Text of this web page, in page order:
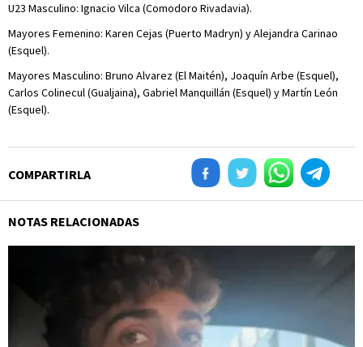
U23 Masculino: Ignacio Vilca (Comodoro Rivadavia).
Mayores Femenino: Karen Cejas (Puerto Madryn) y Alejandra Carinao
(Esquel).
Mayores Masculino: Bruno Alvarez (El Maitén), Joaquín Arbe (Esquel),
Carlos Colinecul (Gualjaina), Gabriel Manquillán (Esquel) y Martín León
(Esquel).
COMPARTIRLA
NOTAS RELACIONADAS